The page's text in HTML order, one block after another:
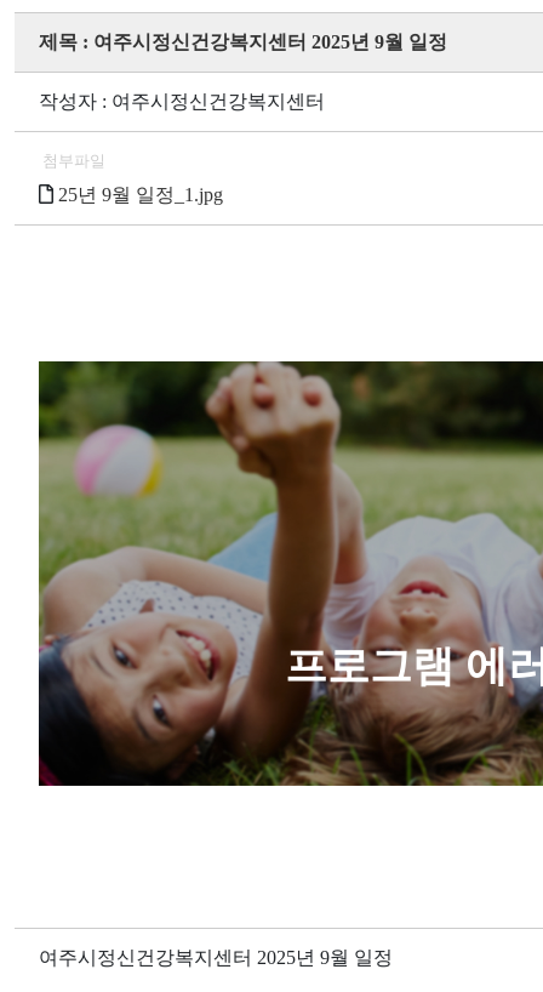
제목 : 여주시정신건강복지센터 2025년 9월 일정
작성자 : 여주시정신건강복지센터
첨부파일
25년 9월 일정_1.jpg
여주시정신건강복지센터 2025년 9월 일정